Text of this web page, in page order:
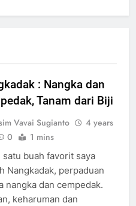
: Nangka dan
Tanam dari Biji
Vavai Sugianto
4 years
0 1 mins
satu buah favorit saya
Nangkadak, perpaduan
nangka dan cempedak.
keharuman dan